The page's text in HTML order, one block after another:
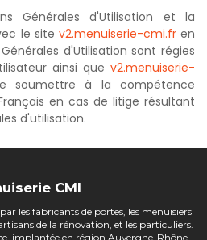
Générales d'Utilisation et la
le site v2.menuiserie-cmi.fren
d'Utilisation sont régies
ainsi que v2.menuiserie-
soumettre à la compétence
en cas de litige résultant
d'utilisation.
CMI
les fabricants de portes, les menuisiers
de la rénovation, et les particuliers.
implantée en région Auvergne-Rhône-